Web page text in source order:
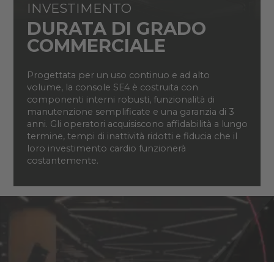
INVESTIMENTO
DURATA DI GRADO
COMMERCIALE
Progettata per un uso continuo e ad alto
volume, la console SE4 è costruita con
componenti interni robusti, funzionalità di
manutenzione semplificate e una garanzia di 3
anni. Gli operatori acquisiscono affidabilità a lungo
termine, tempi di inattività ridotti e fiducia che il
loro investimento cardio funzionerà
costantemente.